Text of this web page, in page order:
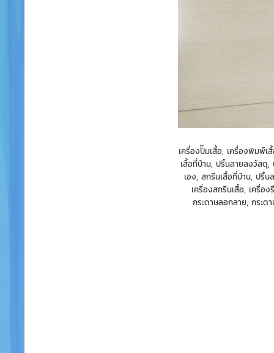
เครื่องปั๊มเสื้อ, เครื่องพิมพ์
เสื้อที่บ้าน, ปริ้นลายลงวัสดุ
เอง, สกรีนเสื้อที่บ้าน, ปริ้
เครื่องสกรีนเสื้อ, เครื่อ
กระดาษลอกลาย, กระ